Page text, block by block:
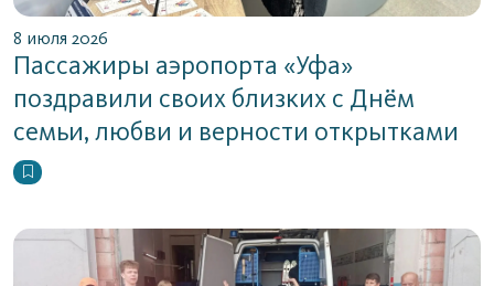
8 июля 2026
Пассажиры аэропорта «Уфа»
поздравили своих близких с Днём
семьи, любви и верности открытками